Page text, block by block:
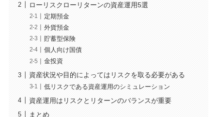
ローリスクローリターンの資産運用5選
定期預金
外貨預金
貯蓄型保険
個人向け国債
金投資
資産状況や目的によってはリスクを取る必要がある
低リスクである資産運用のシミュレーション
資産運用はリスクとリターンのバランスが重要
まとめ